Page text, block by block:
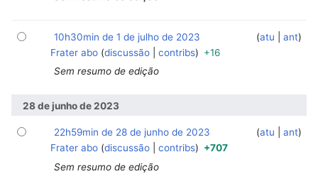
atu ant
10h30min de 1 de julho de 2023
Frater abo discussão contribs
+16
Sem resumo de edição
28 de junho de 2023
atu ant
22h59min de 28 de junho de 2023
Frater abo discussão contribs
+707
Sem resumo de edição